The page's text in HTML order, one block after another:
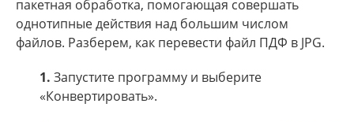
пакетная обработка, помогающая совершать
однотипные действия над большим числом
файлов. Разберем, как перевести файл ПДФ в JPG.
1. Запустите программу и выберите
«Конвертировать».